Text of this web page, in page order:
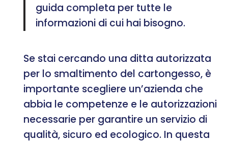
guida completa per tutte le
informazioni di cui hai bisogno.
Se stai cercando una ditta autorizzata
per lo smaltimento del cartongesso, è
importante scegliere un’azienda che
abbia le competenze e le autorizzazioni
necessarie per garantire un servizio di
qualità, sicuro ed ecologico. In questa